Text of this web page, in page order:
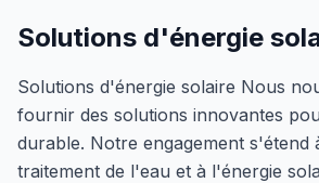
Solutions d'énergie
Solutions d'énergie solaire Nous
fournir des solutions innovantes
durable. Notre engagement s'étend
traitement de l'eau et à l'énergie